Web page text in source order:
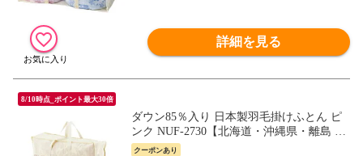
詳細を見る
8/10時点_ポイント最大30倍
ダウン85％入り 日本製羽毛掛けふとん ピ
ンク NUF-2730【北海道・沖縄県・離島 配
送不可】
クーポンあり